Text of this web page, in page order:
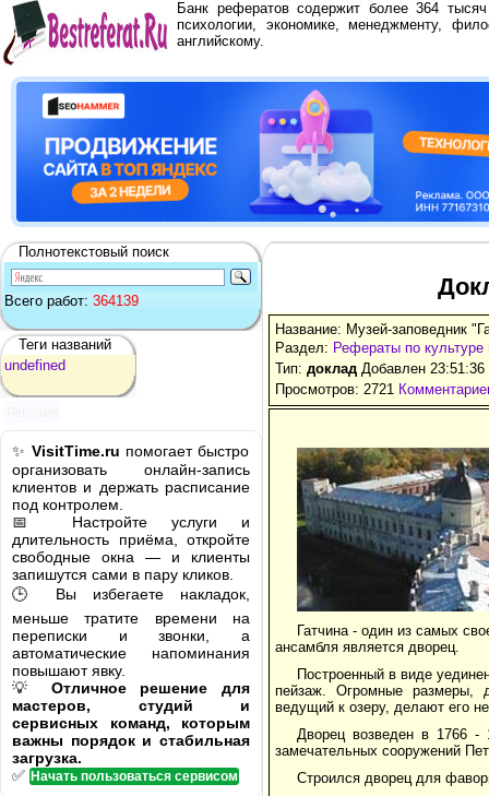
Банк рефератов содержит более 364
психологии, экономике, менеджменту,
английскому.
Полнотекстовый поиск
Всего работ: 364139
Теги названий
undefined
✨ VisitTime.ru помогает быстро
организовать онлайн-запись
клиентов и держать расписание
под контролем.
📅 Настройте услуги и
длительность приёма, откройте
свободные окна — и клиенты
запишутся сами в пару кликов.
🕒 Вы избегаете накладок,
меньше тратите времени на
переписки и звонки, а
автоматические напоминания
повышают явку.
💡 Отличное решение для
мастеров, студий и
сервисных команд, которым
важны порядок и стабильная
загрузка.
✅ Начать пользоваться сервисом
Название: Музей-заповедник
Раздел: Рефераты по культуре
Тип: доклад Добавлен
Просмотров: 2721
Гатчина - один из самых
ансамбля является дворец.
Построенный в виде
пейзаж. Огромные размеры,
ведущий к озеру, делают его
Дворец возведен в 1766 -
замечательных сооружений
Строился дворец для